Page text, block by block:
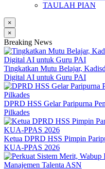
TAULAH PIAN
×
×
Breaking News
Tingkatkan Mutu Belajar,
Digital AI untuk Guru PAI
DPRD HSS Gelar Paripurna
Pilkades
Ketua DPRD HSS Pimpin
KUA-PPAS 2026